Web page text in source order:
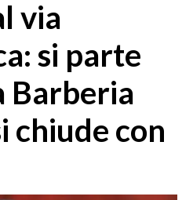
via
si parte
Barberia
chiude con